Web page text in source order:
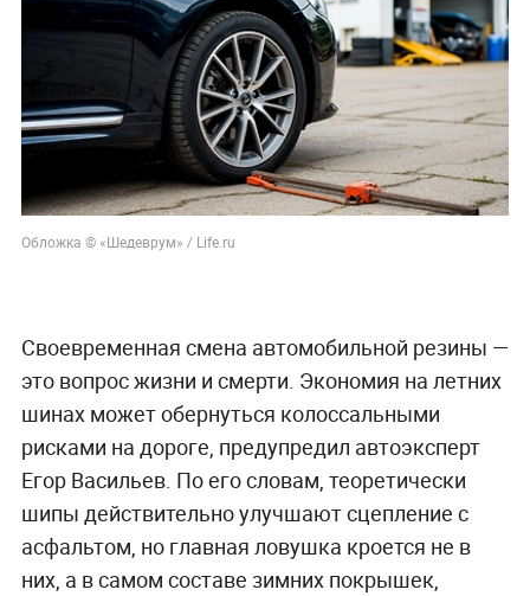
Обложка © «Шедеврум» / Life.ru
Своевременная смена автомобильной резины —
это вопрос жизни и смерти. Экономия на летних
шинах может обернуться колоссальными
рисками на дороге, предупредил автоэксперт
Егор Васильев. По его словам, теоретически
шипы действительно улучшают сцепление с
асфальтом, но главная ловушка кроется не в
них, а в самом составе зимних покрышек,